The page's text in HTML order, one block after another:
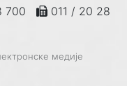
700
011 / 20 28
медије